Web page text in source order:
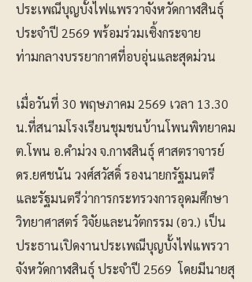
ประเพณีบุญบั้งไฟแพรวาจังหวัดกาฬสินธุ์
ประจำปี 2569 พร้อมร่วมเซิ้งกระจาย
ท่ามกลางบรรยากาศที่อบอุ่นและสุดม่วน
เมื่อวันที่ 30 พฤษภาคม 2569 เวลา 13.30
น.ที่สนามโรงเรียนชุมชนบ้านโพนพิทยาคม
ต.โพน อ.คำม่วง จ.กาฬสินธุ์ ศาสตราจารย์
ดร.ยศชนัน วงศ์สวัสดิ์ รองนายกรัฐมนตรี
และรัฐมนตรีว่าการกระทรวงการอุดมศึกษา
วิทยาศาสตร์ วิจัยและนวัตกรรม (อว.) เป็น
ประธานเปิดงานประเพณีบุญบั้งไฟแพรวา
จังหวัดกาฬสินธุ์ ประจำปี 2569 โดยมีนายสุ